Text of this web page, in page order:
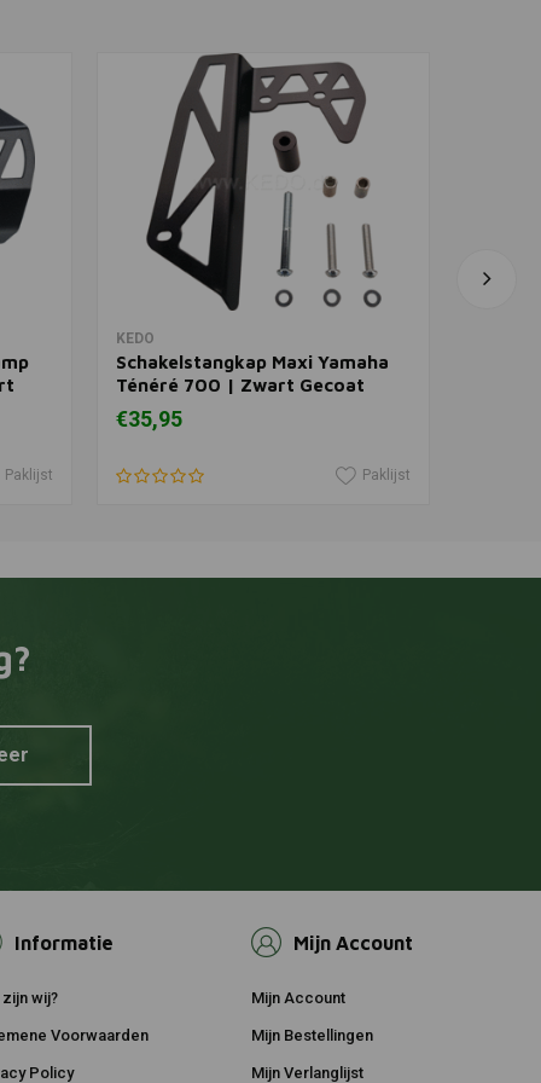
Yamaha Ténéré
Paklijst
KEDO
Schakelstangkap Maxi Yamaha
Ténéré 700 | Zwart Gecoat
€35,95
Paklijst
Informatie
zijn wij?
Voorwaarden
Policy
Mijn Account
Mijn Account
Mijn Bestellingen
Mijn Verlanglijst